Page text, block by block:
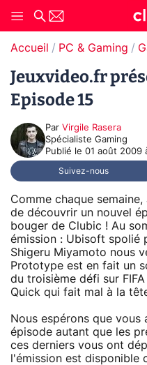
Accueil PC & Gaming
Jeuxvideo.fr
Episode 15
Par Virgile Rasera
Spécialiste Gaming
Publié le 01 août 2009
Suivez-nous
Comme chaque
de découvrir un nouvel
bouger de Clubic ! Au
émission : Ubisoft spolié
Shigeru Miyamoto nous
Prototype est en fait un
du troisième défi sur
Quick qui fait mal à la
Nous espérons que vous
épisode autant que les
ces derniers vous ont
l'émission est disponible